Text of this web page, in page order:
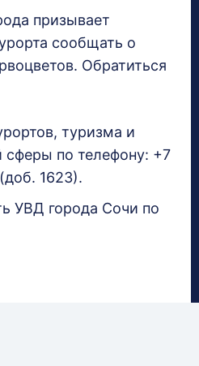
призывает
сообщать о
Обратиться
туризма и
сферы по телефону: +7
1623).
УВД города Сочи по